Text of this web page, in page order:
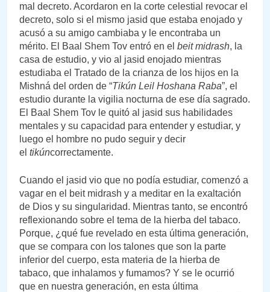
mal decreto. Acordaron en la corte celestial revocar el
decreto, solo si el mismo jasid que estaba enojado y
acusó a su amigo cambiaba y le encontraba un
mérito. El Baal Shem Tov entró en el beit midrash, la
casa de estudio, y vio al jasid enojado mientras
estudiaba el Tratado de la crianza de los hijos en la
Mishná del orden de “Tikún Leil Hoshana Raba”, el
estudio durante la vigilia nocturna de ese día sagrado.
El Baal Shem Tov le quitó al jasid sus habilidades
mentales y su capacidad para entender y estudiar, y
luego el hombre no pudo seguir y decir
el tikúncorrectamente.
Cuando el jasid vio que no podía estudiar, comenzó a
vagar en el beit midrash y a meditar en la exaltación
de Dios y su singularidad. Mientras tanto, se encontró
reflexionando sobre el tema de la hierba del tabaco.
Porque, ¿qué fue revelado en esta última generación,
que se compara con los talones que son la parte
inferior del cuerpo, esta materia de la hierba de
tabaco, que inhalamos y fumamos? Y se le ocurrió
que en nuestra generación, en esta última